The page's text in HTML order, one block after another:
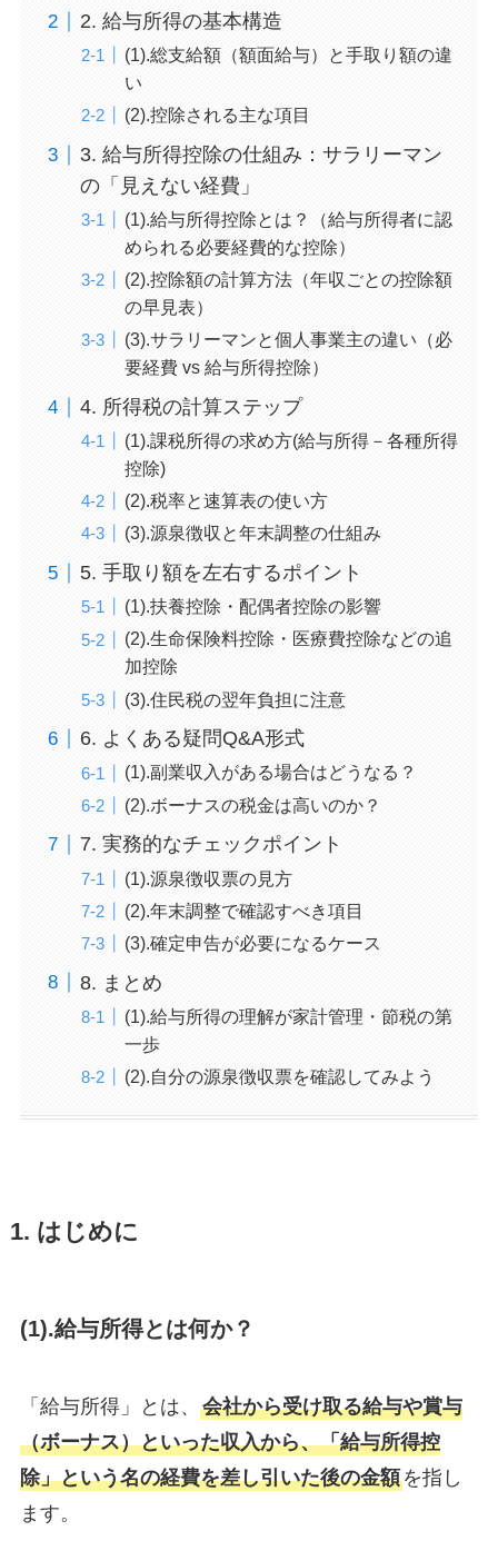
2. 給与所得の基本構造
(1).総支給額（額面給与）と手取り額の違
い
(2).控除される主な項目
3. 給与所得控除の仕組み：サラリーマン
の「見えない経費」
(1).給与所得控除とは？（給与所得者に認
められる必要経費的な控除）
(2).控除額の計算方法（年収ごとの控除額
の早見表）
(3).サラリーマンと個人事業主の違い（必
要経費 vs 給与所得控除）
4. 所得税の計算ステップ
(1).課税所得の求め方(給与所得－各種所得
控除)
(2).税率と速算表の使い方
(3).源泉徴収と年末調整の仕組み
5. 手取り額を左右するポイント
(1).扶養控除・配偶者控除の影響
(2).生命保険料控除・医療費控除などの追
加控除
(3).住民税の翌年負担に注意
6. よくある疑問Q&A形式
(1).副業収入がある場合はどうなる？
(2).ボーナスの税金は高いのか？
7. 実務的なチェックポイント
(1).源泉徴収票の見方
(2).年末調整で確認すべき項目
(3).確定申告が必要になるケース
8. まとめ
(1).給与所得の理解が家計管理・節税の第
一歩
(2).自分の源泉徴収票を確認してみよう
1. はじめに
(1).給与所得とは何か？
「給与所得」とは、 会社から受け取る給与や賞与
（ボーナス）といった収入から、「給与所得控
除」という名の経費を差し引いた後の金額を指し
ます。